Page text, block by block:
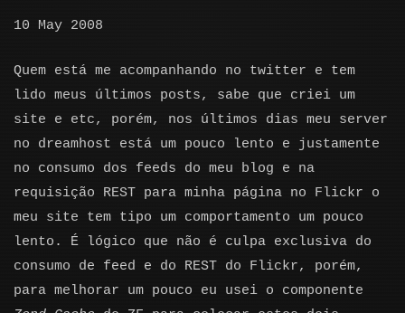
10 May 2008
Quem está me acompanhando no twitter e tem
lido meus últimos posts, sabe que criei um
site e etc, porém, nos últimos dias meu server
no dreamhost está um pouco lento e justamente
no consumo dos feeds do meu blog e na
requisição REST para minha página no Flickr o
meu site tem tipo um comportamento um pouco
lento. É lógico que não é culpa exclusiva do
consumo de feed e do REST do Flickr, porém,
para melhorar um pouco eu usei o componente